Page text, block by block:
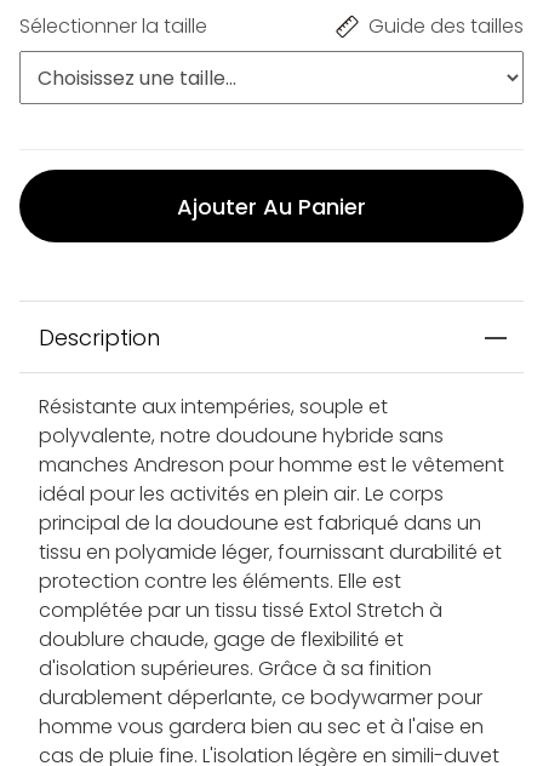
Sélectionner la taille Guide des tailles
Ajouter Au Panier
Description
Résistante aux intempéries, souple et
polyvalente, notre doudoune hybride sans
manches Andreson pour homme est le vêtement
idéal pour les activités en plein air. Le corps
principal de la doudoune est fabriqué dans un
tissu en polyamide léger, fournissant durabilité et
protection contre les éléments. Elle est
complétée par un tissu tissé Extol Stretch à
doublure chaude, gage de flexibilité et
d'isolation supérieures. Grâce à sa finition
durablement déperlante, ce bodywarmer pour
homme vous gardera bien au sec et à l'aise en
cas de pluie fine. L'isolation légère en simili-duvet